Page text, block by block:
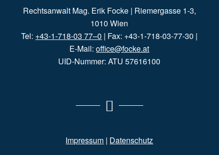
Rechtsanwalt Mag. Erik Focke | Riemergasse 1-3,
1010 Wien
Tel: +43-1-718-03 77–0 | Fax: +43-1-718-03-77-30 |
E-Mail:office@focke.at
UID-Nummer: ATU 57616100
Impressum | Datenschutz